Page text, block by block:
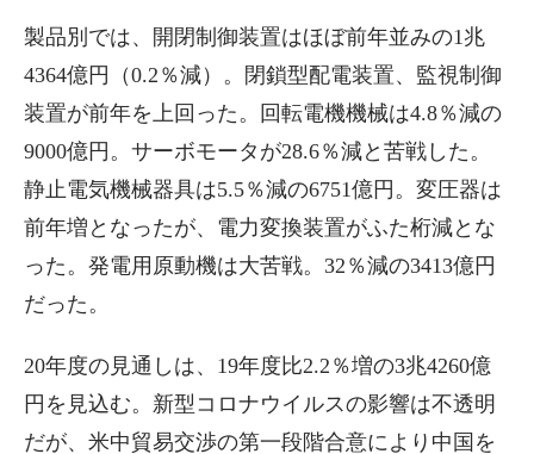
製品別では、開閉制御装置はほぼ前年並みの1兆
4364億円（0.2％減）。閉鎖型配電装置、監視制御
装置が前年を上回った。回転電機機械は4.8％減の
9000億円。サーボモータが28.6％減と苦戦した。
静止電気機械器具は5.5％減の6751億円。変圧器は
前年増となったが、電力変換装置がふた桁減とな
った。発電用原動機は大苦戦。32％減の3413億円
だった。
20年度の見通しは、19年度比2.2％増の3兆4260億
円を見込む。新型コロナウイルスの影響は不透明
だが、米中貿易交渉の第一段階合意により中国を